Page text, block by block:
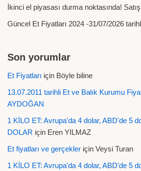
İkinci el piyasası durma noktasında!
Güncel Et Fiyatları 2024 -31/07/2026
Son yorumlar
Et Fiyatları için Böyle biline
13.07.2011 tarihli Et ve Balık Kurumu
AYDOĞAN
1 KİLO ET: Avrupa'da 4 dolar, ABD'de 5
DOLAR için Eren YILMAZ
Et fiyatları ve gerçekler için Veysi Turan
1 KİLO ET: Avrupa'da 4 dolar, ABD'de 5